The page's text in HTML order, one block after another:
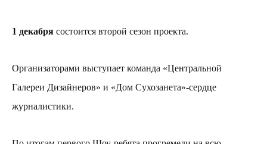
1 декабря состоится второй сезон проекта.
Организаторами выступает команда «Центральной
Галереи Дизайнеров» и «Дом Сухозанета»-сердце
журналистики.